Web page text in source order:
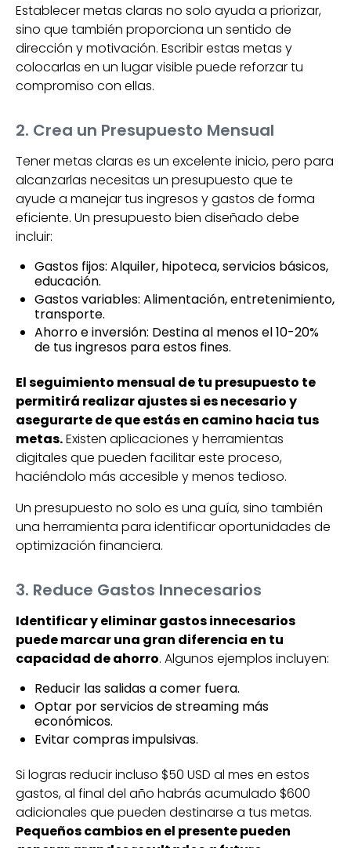
Establecer metas claras no solo ayuda a priorizar,
sino que también proporciona un sentido de
dirección y motivación. Escribir estas metas y
colocarlas en un lugar visible puede reforzar tu
compromiso con ellas.
2. Crea un Presupuesto Mensual
Tener metas claras es un excelente inicio, pero para
alcanzarlas necesitas un presupuesto que te
ayude a manejar tus ingresos y gastos de forma
eficiente. Un presupuesto bien diseñado debe
incluir:
Gastos fijos: Alquiler, hipoteca, servicios básicos,
educación.
Gastos variables: Alimentación, entretenimiento,
transporte.
Ahorro e inversión: Destina al menos el 10-20%
de tus ingresos para estos fines.
El seguimiento mensual de tu presupuesto te
permitirá realizar ajustes si es necesario y
asegurarte de que estás en camino hacia tus
metas.Existen aplicaciones y herramientas
digitales que pueden facilitar este proceso,
haciéndolo más accesible y menos tedioso.
Un presupuesto no solo es una guía, sino también
una herramienta para identificar oportunidades de
optimización financiera.
3. Reduce Gastos Innecesarios
Identificar y eliminar gastos innecesarios
puede marcar una gran diferencia en tu
capacidad de ahorro. Algunos ejemplos incluyen:
Reducir las salidas a comer fuera.
Optar por servicios de streaming más
económicos.
Evitar compras impulsivas.
Si logras reducir incluso $50 USD al mes en estos
gastos, al final del año habrás acumulado $600
adicionales que pueden destinarse a tus metas.
Pequeños cambios en el presente pueden